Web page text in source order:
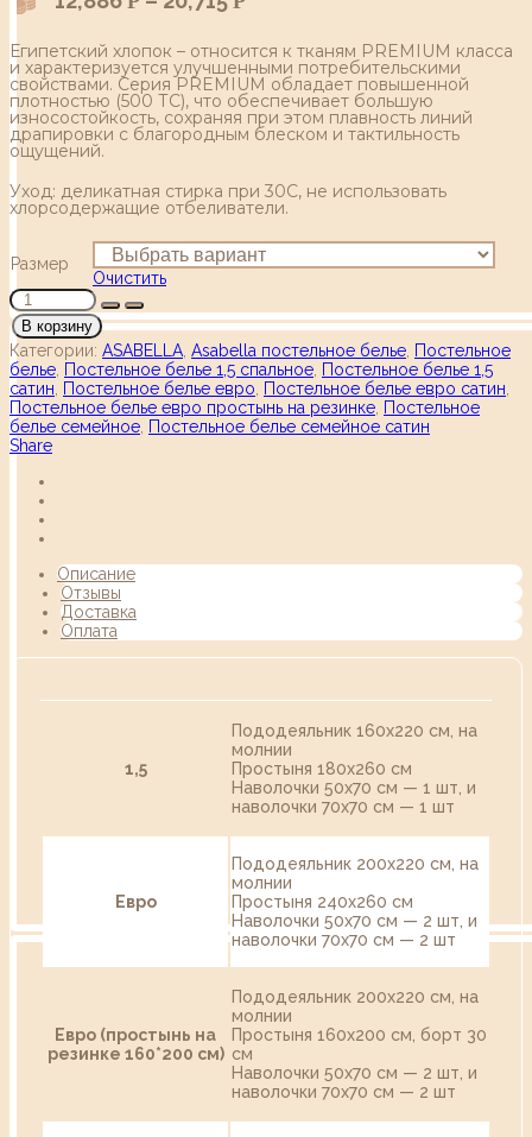
Египетский хлопок – относится к тканям PREMIUM класса
и характеризуется улучшенными потребительскими
свойствами. Серия PREMIUM обладает повышенной
плотностью (500 ТС), что обеспечивает большую
износостойкость, сохраняя при этом плавность линий
драпировки с благородным блеском и тактильность
ощущений.
Уход: деликатная стирка при 30С, не использовать
хлорсодержащие отбеливатели.
Размер
Очистить
В корзину
Категории: ASABELLA Asabella постельное белье Постельное
белье Постельное белье 1,5 спальное Постельное белье 1,5
сатин
Постельное белье евро Постельное белье евро сатин
Постельное белье евро простынь на резинке Постельное
белье семейное Постельное белье семейное сатин
Share
Описание
Отзывы
Доставка
Оплата
1,5
Пододеяльник 160х220 см, на
молнии
Простыня 180х260 см
Наволочки 50х70 см — 1 шт, и
наволочки 70х70 см — 1 шт
Евро
Пододеяльник 200х220 см, на
молнии
Простыня 240х260 см
Наволочки 50х70 см — 2 шт, и
наволочки 70х70 см — 2 шт
Евро (простынь на
резинке 160*200 см)
Пододеяльник 200х220 см, на
молнии
Простыня 160х200 см, борт 30
см
Наволочки 50х70 см — 2 шт, и
наволочки 70х70 см — 2 шт